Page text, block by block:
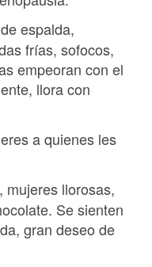
espalda,
frías, sofocos,
empeoran con el
llora con
a quienes les
mujeres llorosas,
Se sienten
gran deseo de